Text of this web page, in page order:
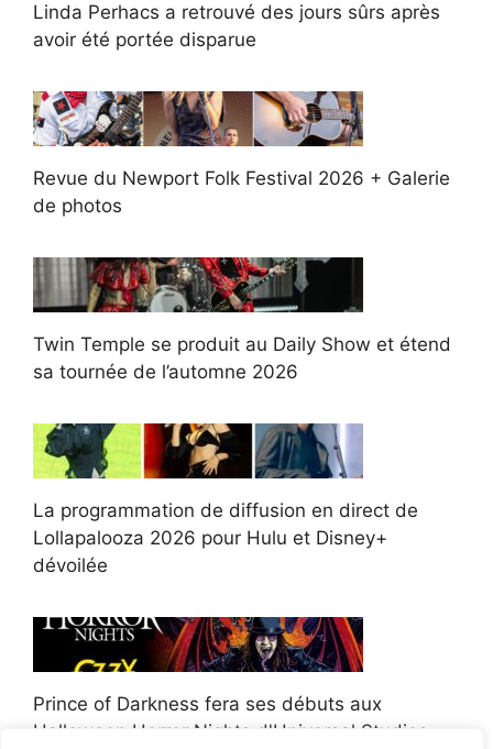
Linda Perhacs a retrouvé des jours sûrs après
avoir été portée disparue
Revue du Newport Folk Festival 2026 + Galerie
de photos
Twin Temple se produit au Daily Show et étend
sa tournée de l’automne 2026
La programmation de diffusion en direct de
Lollapalooza 2026 pour Hulu et Disney+
dévoilée
Prince of Darkness fera ses débuts aux
Halloween Horror Nights d'Universal Studios